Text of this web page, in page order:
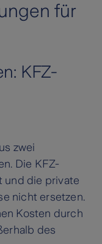
für
KFZ-
zwei
Die KFZ-
und die private
nicht ersetzen.
Kosten durch
des